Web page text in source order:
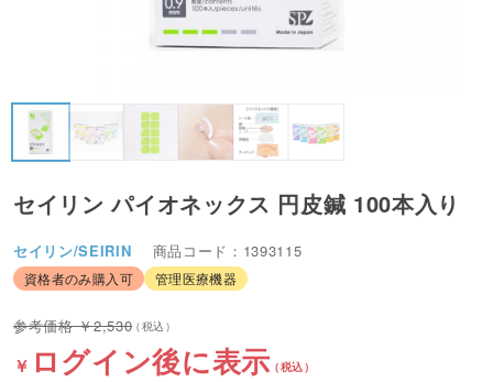
セイリン パイオネックス 円皮鍼 100本入り
セイリン/SEIRIN 商品コード：1393115
資格者のみ購入可 管理医療機器
2,530
ログイン後に表示